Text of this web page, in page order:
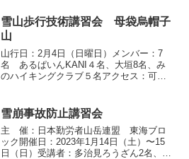
雪山歩行技術講習会 母袋烏帽子
山
山行日：2月4日（日曜日）メンバー：7
名 あるぱいんKANI４名、大垣8名、み
のハイキングクラブ５名アクセス：可児
業していない。コースタイム：駐車場9：
05⇒母袋キ...
雪崩事故防止講習会
主 催：日本勤労者山岳連盟 東海ブロ
ック開催日：2023年1月14日（土）〜15
日（日）受講者：多治見ろうざん2名、み